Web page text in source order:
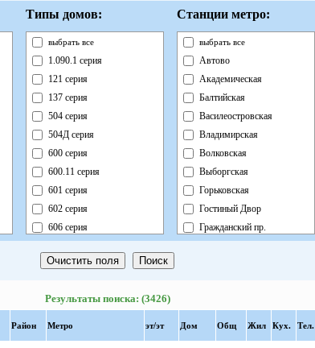
Типы домов:
выбрать все
1.090.1 серия
121 серия
137 серия
504 серия
504Д серия
600 серия
600.11 серия
601 серия
602 серия
606 серия
Брежневка
Индивидуальный
Кирпично-Монолитный
Кирпичный
Станции метро:
выбрать все
Автово
Академическая
Балтийская
Василеостровская
Владимирская
Волковская
Выборгская
Горьковская
Гостиный Двор
Гражданский пр.
Звенигородская
Кировский завод
Результаты поиска: (3426)
Район Метро эт/эт Дом Общ Жил Кух. Тел.